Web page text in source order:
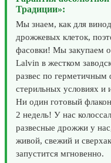
Традиции»:
Мы знаем, как для
дрожжевых клеток,
фасовки! Мы закупаем
Lalvin в жестком
развес по герметичным
стерильных условиях и
Ни один готовый
2 недель! У нас
развесные дрожжи у
живой, свежий и
запустится мгновенно.